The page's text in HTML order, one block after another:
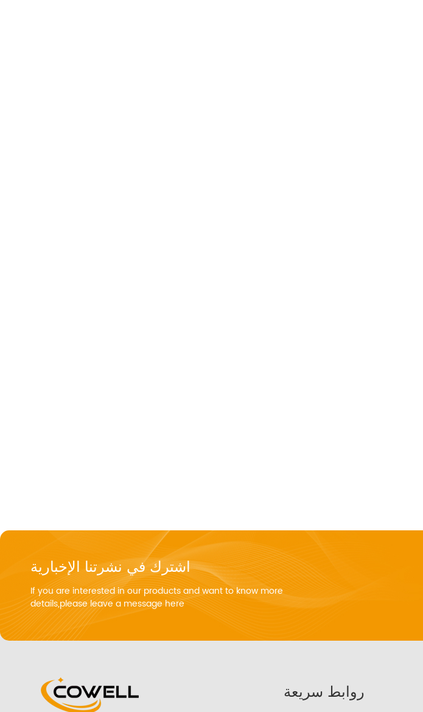
اشترك في نشرتنا الإخبارية
If you are interested in our products and want to know more
details,please leave a message here
روابط سريعة